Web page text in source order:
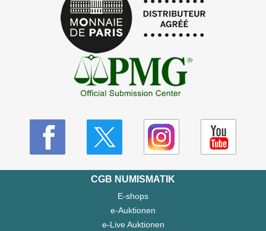
CGB NUMISMATIK
E-shops
e-Auktionen
e-Live Auktionen